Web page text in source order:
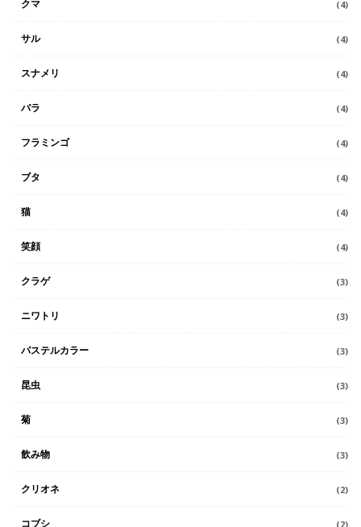
クマ (4)
サル (4)
スナメリ (4)
バラ (4)
フラミンゴ (4)
ブタ (4)
猫 (4)
笑顔 (4)
クラゲ (3)
ニワトリ (3)
パステルカラー (3)
昆虫 (3)
菊 (3)
飲み物 (3)
クリオネ (2)
コブシ (2)